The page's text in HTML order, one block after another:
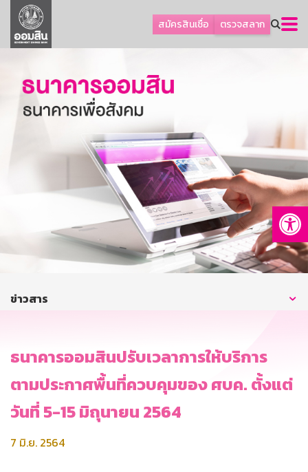
สมัครสินเชื่อ ตรวจสลาก
ลูกค้าธุรกิจ
ลูกค้าผู้ประกอบรายย่อย
ออมเพื่อสุข
เกี่ยวกับธนาคาร
การพัฒนาที่ยั่งยืน
บริการทางการเงิน
ติดต่อเรา
บริการออนไลน์
ข่าวสาร
ธนาคารออมสินปรับเวลาการให้บริการ
ตามประกาศพื้นที่ควบคุมของ ศบค. ตั้งแต่
วันที่ 5-15 มิถุนายน 2564
7 มิ.ย. 2564